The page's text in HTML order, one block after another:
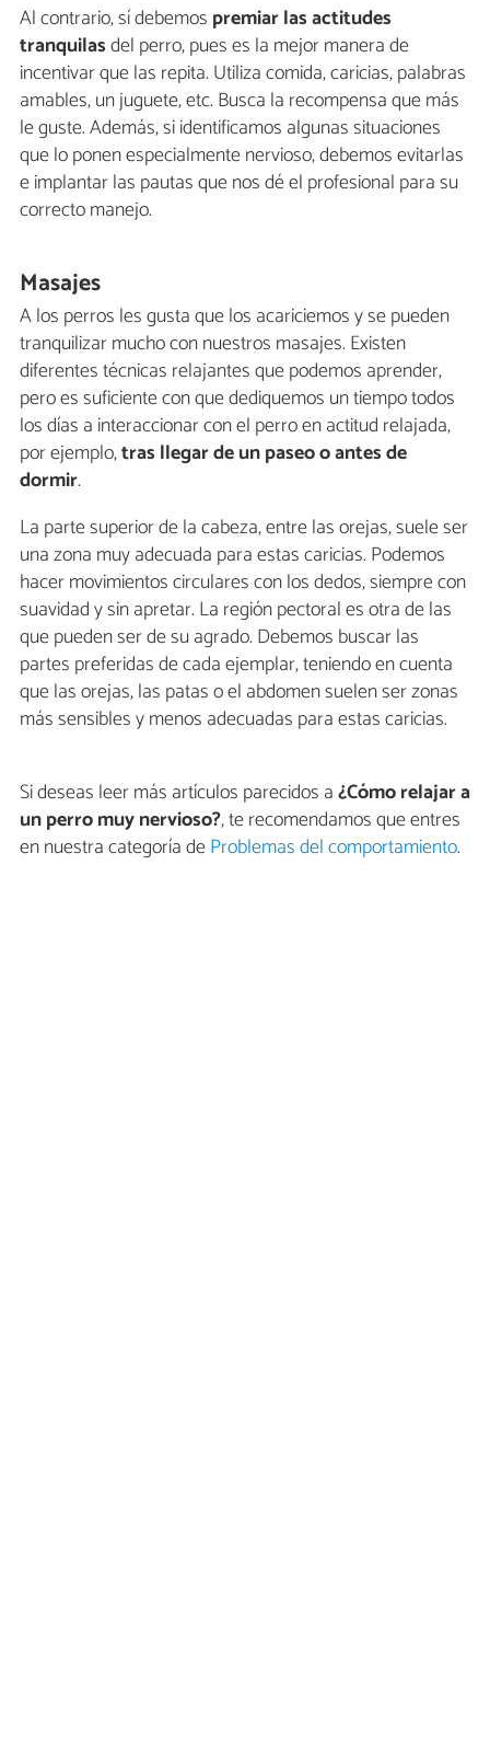
Al contrario, sí debemos premiar las actitudes
tranquilasdel perro, pues es la mejor manera de
incentivar que las repita. Utiliza comida, caricias, palabras
amables, un juguete, etc. Busca la recompensa que más
le guste. Además, si identificamos algunas situaciones
que lo ponen especialmente nervioso, debemos evitarlas
e implantar las pautas que nos dé el profesional para su
correcto manejo.
Masajes
A los perros les gusta que los acariciemos y se pueden
tranquilizar mucho con nuestros masajes. Existen
diferentes técnicas relajantes que podemos aprender,
pero es suficiente con que dediquemos un tiempo todos
los días a interaccionar con el perro en actitud relajada,
por ejemplo,tras llegar de un paseo o antes de
dormir.
La parte superior de la cabeza, entre las orejas, suele ser
una zona muy adecuada para estas caricias. Podemos
hacer movimientos circulares con los dedos, siempre con
suavidad y sin apretar. La región pectoral es otra de las
que pueden ser de su agrado. Debemos buscar las
partes preferidas de cada ejemplar, teniendo en cuenta
que las orejas, las patas o el abdomen suelen ser zonas
más sensibles y menos adecuadas para estas caricias.
Si deseas leer más artículos parecidos a¿Cómo relajar a
un perro muy nervioso?, te recomendamos que entres
en nuestra categoría deProblemas del comportamiento.